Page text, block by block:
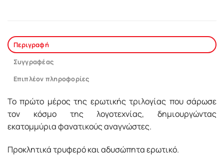
Περιγραφή
Συγγραφέας
Επιπλέον πληροφορίες
Το πρώτο μέρος της ερωτικής τριλογίας που σάρωσε
τον κόσμο της λογοτεχνίας, δημιουργώντας
εκατομμύρια φανατικούς αναγνώστες.
Προκλητικά τρυφερό και αδυσώπητα ερωτικό.